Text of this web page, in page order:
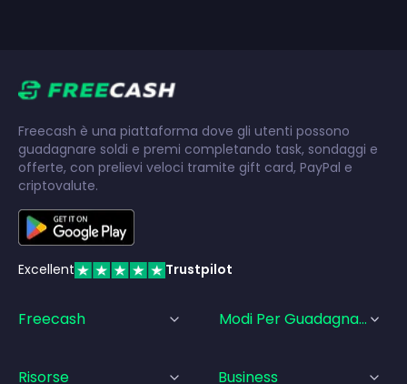
Freecash è una piattaforma dove gli utenti possono
guadagnare soldi e premi completando task, sondaggi e
offerte, con prelievi veloci tramite gift card, PayPal e
criptovalute.
Excellent Trustpilot
Freecash Modi Per Guadagnare
Risorse Business